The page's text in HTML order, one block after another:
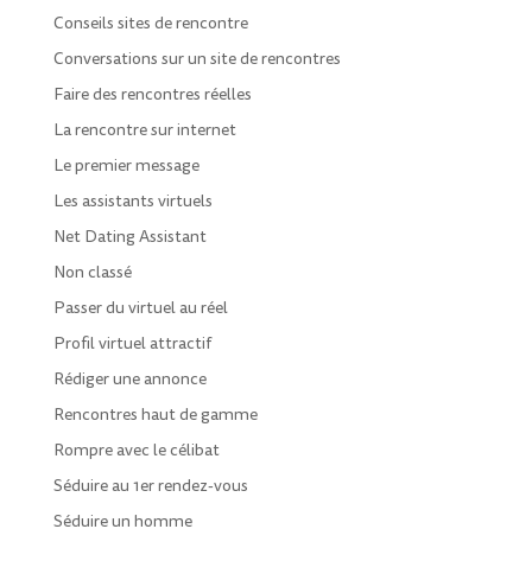
Conseils sites de rencontre
Conversations sur un site de rencontres
Faire des rencontres réelles
La rencontre sur internet
Le premier message
Les assistants virtuels
Net Dating Assistant
Non classé
Passer du virtuel au réel
Profil virtuel attractif
Rédiger une annonce
Rencontres haut de gamme
Rompre avec le célibat
Séduire au 1er rendez-vous
Séduire un homme